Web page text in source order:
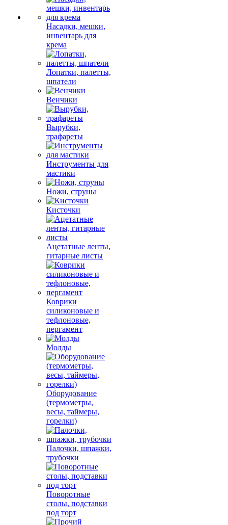
Насадки, мешки,
инвентарь для
крема
Лопатки, палетты,
шпатели
Венчики
Вырубки,
трафареты
Инструменты для
мастики
Ножи, струны
Кисточки
Ацетатные ленты,
гитарные листы
Коврики
силиконовые и
тефлоновые,
пергамент
Молды
Оборудование
(термометры,
весы, таймеры,
горелки)
Палочки, шпажки,
трубочки
Поворотные
столы, подставки
под торт